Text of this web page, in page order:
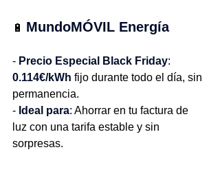
🔋 MundoMÓVIL Energía
- Precio Especial Black Friday:
0.114€/kWh fijo durante todo el día, sin
permanencia.
- Ideal para: Ahorrar en tu factura de
luz con una tarifa estable y sin
sorpresas.